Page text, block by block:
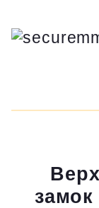
замок